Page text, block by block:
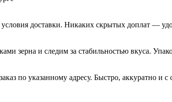
доставки. Никаких скрытых доплат —
зерна и следим за стабильностью вкуса.
по указанному адресу. Быстро, аккуратно и с